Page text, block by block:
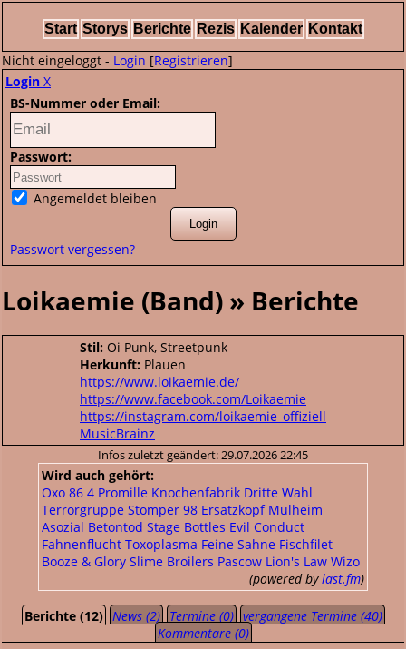
Start Storys Berichte Rezis Kalender Kontakt
Nicht eingeloggt - Login [Registrieren]
Login X
BS-Nummer oder Email:
Passwort:
Angemeldet bleiben
Passwort vergessen?
Loikaemie (Band) » Berichte
Stil: Oi Punk, Streetpunk
Herkunft: Plauen
https://www.loikaemie.de/
https://www.facebook.com/Loikaemie
https://instagram.com/loikaemie_offiziell
MusicBrainz
Infos zuletzt geändert: 29.07.2026 22:45
Wird auch gehört:
Oxo 86 4 Promille Knochenfabrik Dritte Wahl
Terrorgruppe Stomper 98 Ersatzkopf Mülheim
Asozial Betontod Stage Bottles Evil Conduct
Fahnenflucht Toxoplasma Feine Sahne Fischfilet
Booze & Glory Slime Broilers Pascow Lion's Law Wizo
(powered bylast.fm)
Berichte (12) News (2) Termine (0) vergangene Termine (40)
Kommentare (0)